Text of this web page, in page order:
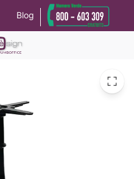
Blog
Tavolo
alla privacy